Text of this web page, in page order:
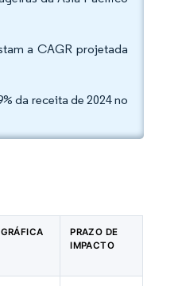
a CAGR projetada
da receita de 2024 no
PRAZO DE
IMPACTO